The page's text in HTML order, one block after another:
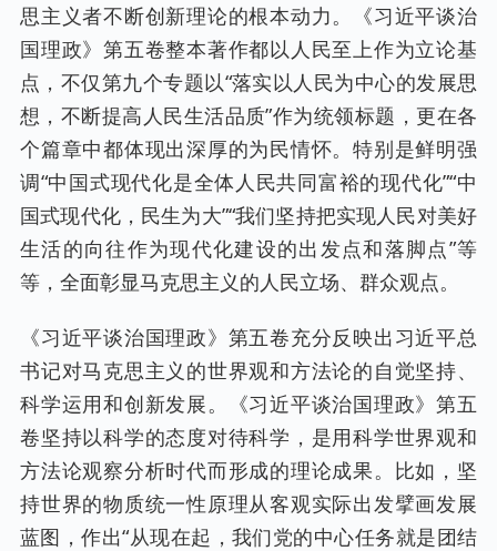
思主义者不断创新理论的根本动力。《习近平谈治
国理政》第五卷整本著作都以人民至上作为立论基
点，不仅第九个专题以“落实以人民为中心的发展思
想，不断提高人民生活品质”作为统领标题，更在各
个篇章中都体现出深厚的为民情怀。特别是鲜明强
调“中国式现代化是全体人民共同富裕的现代化”“中
国式现代化，民生为大”“我们坚持把实现人民对美好
生活的向往作为现代化建设的出发点和落脚点”等
等，全面彰显马克思主义的人民立场、群众观点。
《习近平谈治国理政》第五卷充分反映出习近平总
书记对马克思主义的世界观和方法论的自觉坚持、
科学运用和创新发展。《习近平谈治国理政》第五
卷坚持以科学的态度对待科学，是用科学世界观和
方法论观察分析时代而形成的理论成果。比如，坚
持世界的物质统一性原理从客观实际出发擘画发展
蓝图，作出“从现在起，我们党的中心任务就是团结